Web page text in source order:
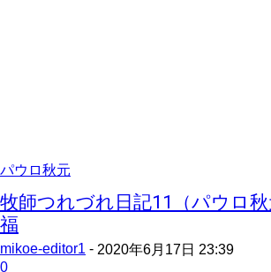
パウロ秋元
牧師つれづれ日記11（パウロ
福
mikoe-editor1 - 2020年6月17日 23:39
0